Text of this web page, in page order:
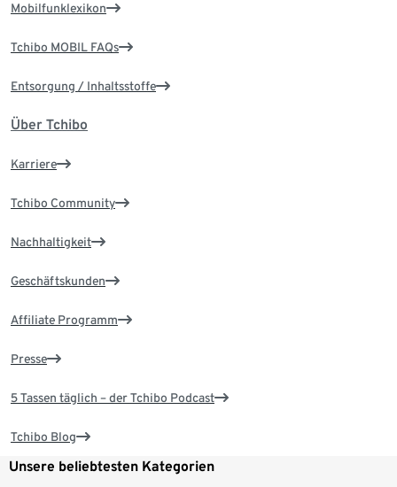
Mobilfunklexikon
Tchibo MOBIL FAQs
Entsorgung / Inhaltsstoffe
Über Tchibo
Karriere
Tchibo Community
Nachhaltigkeit
Geschäftskunden
Affiliate Programm
Presse
5 Tassen täglich – der Tchibo Podcast
Tchibo Blog
Unsere beliebtesten Kategorien